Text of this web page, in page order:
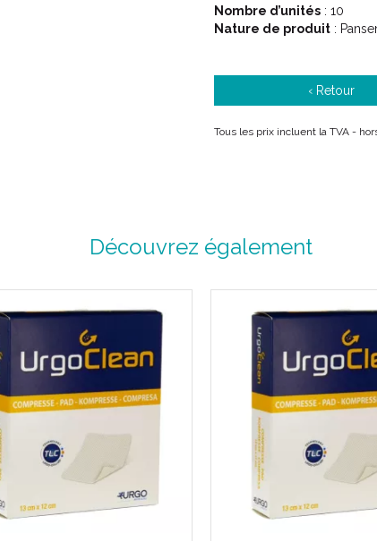
Indications :
Recouvrement des plaies
- Protection rapide,
d' alimentation
de dialyse.
- Réalisation de pansements
chirurgie
Nombre d’unités : 10
Nature de produit :
‹ Retour
Tous les prix incluent la TVA -
Découvrez également